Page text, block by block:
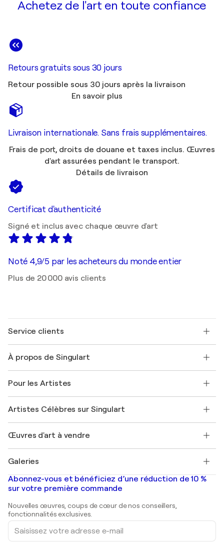
Achetez de l'art en toute confiance
Retours gratuits sous 30 jours
Retour possible sous 30 jours après la livraison
En savoir plus
Livraison internationale. Sans frais supplémentaires.
Frais de port, droits de douane et taxes inclus. Œuvres
d'art assurées pendant le transport.
Détails de livraison
Certificat d'authenticité
Signé et inclus avec chaque œuvre d'art
Noté 4,9/5 par les acheteurs du monde entier
Plus de 20 000 avis clients
Service clients
Expédition
Offrir une carte cadeau
Rejoignez notre programme commercial
Mon compte
+33 1 76 44 06 42
À propos de Singulart
FAQ
Magazine Singulart
Emplois
Découvrez une sélection d'art original
Pour les Artistes
Se connecter en tant qu'Artiste
Artistes Célèbres sur Singulart
Marc Chagall
Banksy
Mr. Brainwash
Shepard Fairey
Œuvres d'art à vendre
Tableaux abstraits à vendre
Peintures de paysage
Estampes
Peintures acryliques
Galeries
Galeries d'art en France
Galeries d'art en Belgique
Abonnez-vous et bénéficiez d’une réduction de 10 %
sur votre première commande
Nouvelles œuvres, coups de cœur de nos conseillers,
fonctionnalités exclusives.
Saisissez
votre
adresse